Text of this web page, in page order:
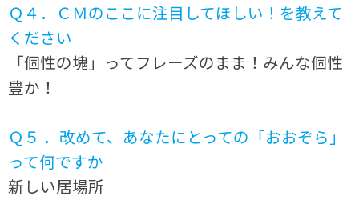
Ｑ４．ＣＭのここに注目してほしい！を教えて
ください
「個性の塊」ってフレーズのまま！みんな個性
豊か！
Ｑ５ ．改めて、あなたにとっての「おおぞら」
って何ですか
新しい居場所